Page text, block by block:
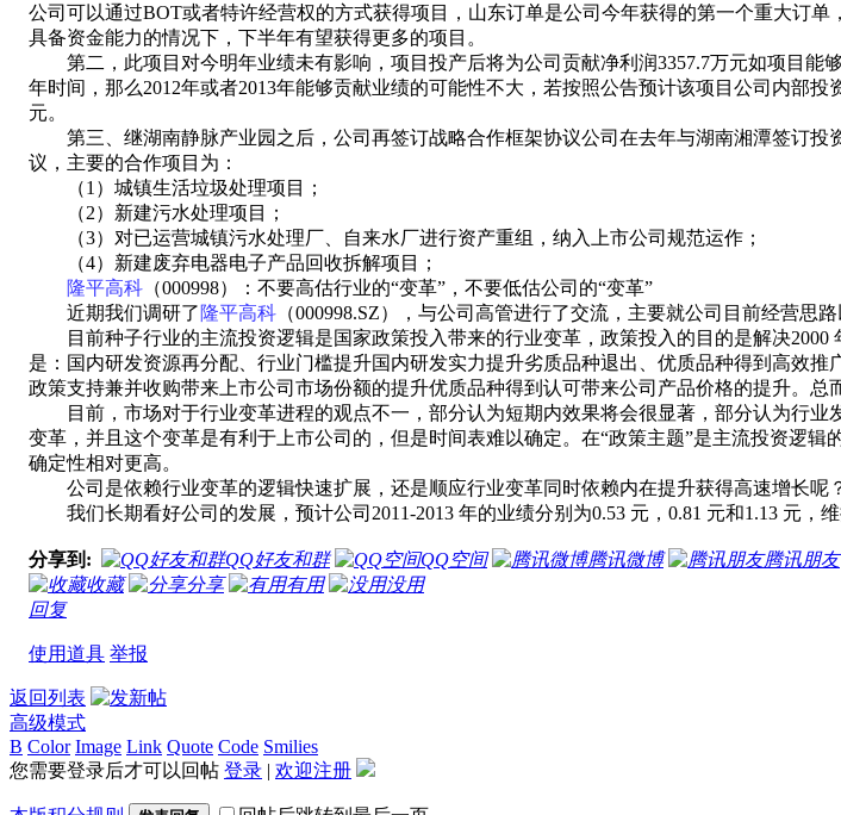
公司可以通过BOT或者特许经营权的方式获得项目，山东订单是公司今年获得的第一个重大订
具备资金能力的情况下，下半年有望获得更多的项目。
第二，此项目对今明年业绩未有影响，项目投产后将为公司贡献净利润3357.7万元如项目能
年时间，那么2012年或者2013年能够贡献业绩的可能性不大，若按照公告预计该项目公司内部
元。
第三、继湖南静脉产业园之后，公司再签订战略合作框架协议公司在去年与湖南湘潭签订投
议，主要的合作项目为：
（1）城镇生活垃圾处理项目；
（2）新建污水处理项目；
（3）对已运营城镇污水处理厂、自来水厂进行资产重组，纳入上市公司规范运作；
（4）新建废弃电器电子产品回收拆解项目；
隆平高科 （000998）：不要高估行业的“变革”，不要低估公司的“变革”
近期我们调研了 隆平高科 （000998.SZ），与公司高管进行了交流，主要就公司目前经营思
目前种子行业的主流投资逻辑是国家政策投入带来的行业变革，政策投入的目的是解决2000
是：国内研发资源再分配、行业门槛提升国内研发实力提升劣质品种退出、优质品种得到高效
政策支持兼并收购带来上市公司市场份额的提升优质品种得到认可带来公司产品价格的提升。总
目前，市场对于行业变革进程的观点不一，部分认为短期内效果将会很显著，部分认为行业
变革，并且这个变革是有利于上市公司的，但是时间表难以确定。在“政策主题”是主流投资逻
确定性相对更高。
公司是依赖行业变革的逻辑快速扩展，还是顺应行业变革同时依赖内在提升获得高速增长呢
我们长期看好公司的发展，预计公司2011-2013 年的业绩分别为0.53 元，0.81 元和1.13 元，维
分享到: QQ好友和群 QQ空间 腾讯微博
腾讯朋友
收藏
分享 有用
没用
回复
使用道具 举报
返回列表
高级模式
B Color Image Link Quote Code Smilies
您需要登录后才可以回帖 登录 | 欢迎注册